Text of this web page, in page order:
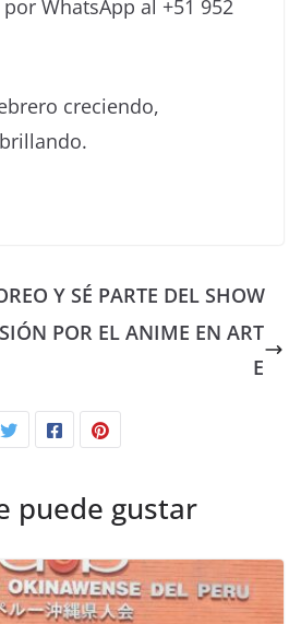
WhatsApp al +51 952
creciendo,
Y SÉ PARTE DEL SHOW
POR EL ANIME EN ART
E
puede gustar